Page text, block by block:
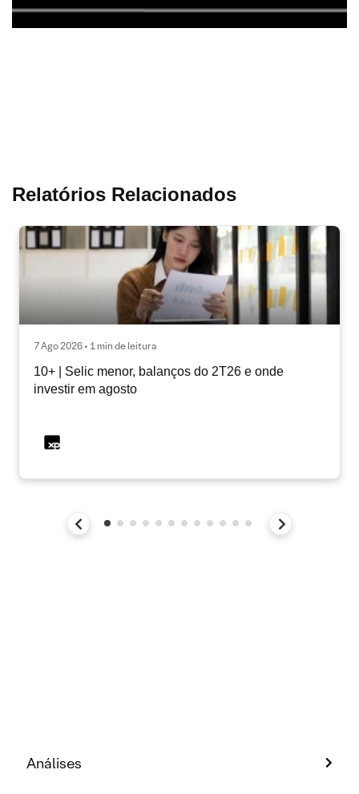
Relatórios Relacionados
7 Ago 2026 • 1 min de leitura
10+ | Selic menor, balanços do 2T26 e onde
investir em agosto
Análises